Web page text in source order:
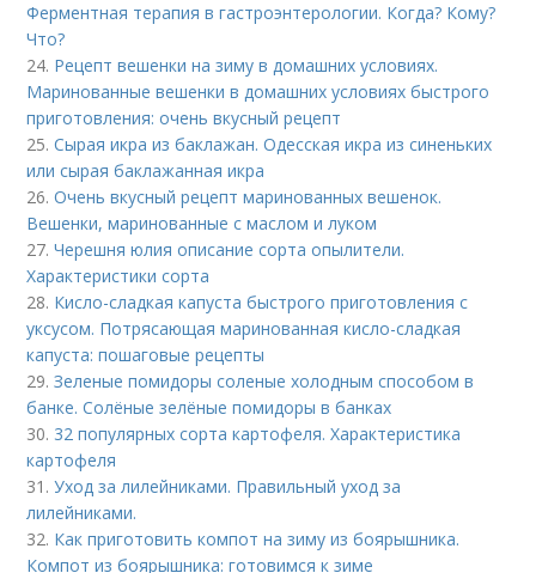
Ферментная терапия в гастроэнтерологии. Когда? Кому?
Что?
24. Рецепт вешенки на зиму в домашних условиях.
Маринованные вешенки в домашних условиях быстрого
приготовления: очень вкусный рецепт
25.Сырая икра из баклажан. Одесская икра из синеньких
или сырая баклажанная икра
26.Очень вкусный рецепт маринованных вешенок.
Вешенки, маринованные с маслом и луком
27.Черешня юлия описание сорта опылители.
Характеристики сорта
28. Кисло-сладкая капуста быстрого приготовления с
уксусом. Потрясающая маринованная кисло-сладкая
капуста: пошаговые рецепты
29.Зеленые помидоры соленые холодным способом в
банке. Солёные зелёные помидоры в банках
30. 32 популярных сорта картофеля. Характеристика
картофеля
31.Уход за лилейниками. Правильный уход за
лилейниками.
32. Как приготовить компот на зиму из боярышника.
Компот из боярышника: готовимся к зиме